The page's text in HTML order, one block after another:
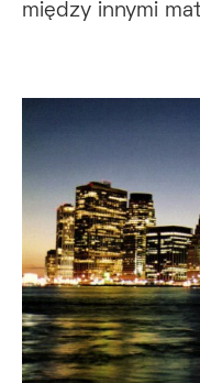
między innymi